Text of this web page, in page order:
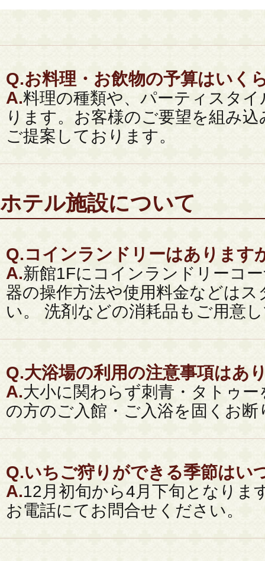
Q.お料理・お飲物の予算はいく
A.料理の種類や、パーティスタ
ります。お客様のご要望を組み
ご提案しております。
ホテル施設について
Q.コインランドリーはあります
A.新館1Fにコインランドリーコ
器の操作方法や使用料金などは
い。 洗剤などの消耗品もご用意
Q.大浴場の利用の注意事項はあ
A.大小に関わらず刺青・タトゥ
の方のご入館・ご入浴を固くお
Q.いちご狩りができる季節はい
A.12月初旬から4月下旬となりま
お電話にてお問合せください。